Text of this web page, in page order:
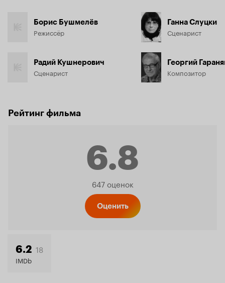
Борис Бушмелёв
Режиссёр
Радий Кушнерович
Сценарист
Ганна Слуцки
Сценарист
Георгий
Композитор
Рейтинг фильма
6.8
Рейтинг
647 оценок
Оценить
6.2 18
IMDb